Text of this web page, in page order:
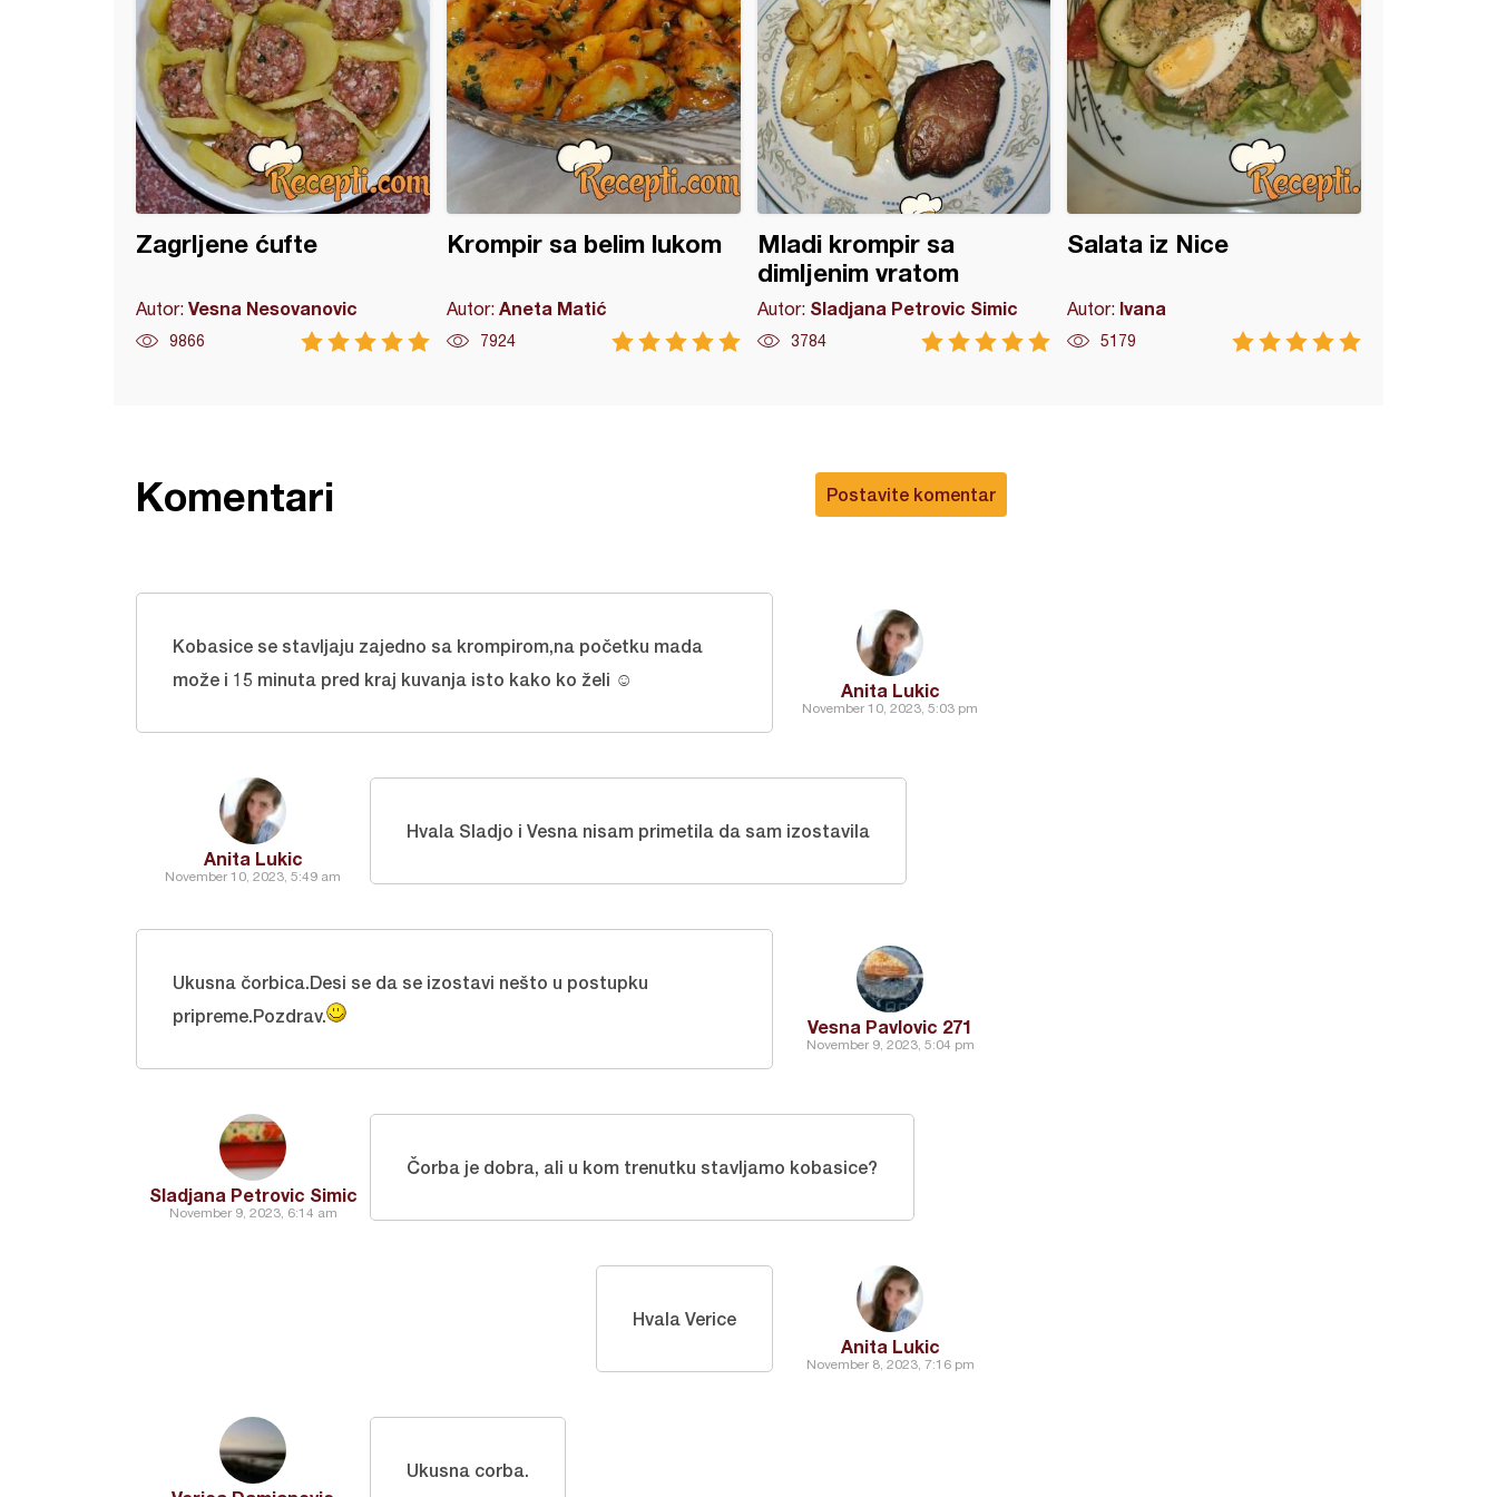
Zagrljene ćufte
Autor: Vesna Nesovanovic
9866
Krompir sa belim lukom
Autor: Aneta Matić
7924
Mladi krompir sa
dimljenim vratom
Autor: Sladjana Petrovic Simic
3784
Salata iz Nice
Autor: Ivana
5179
Postavite komentar
Komentari
Anita Lukic
November 10, 2023, 5:03 pm
Kobasice se stavljaju zajedno sa krompirom,na početku mada
može i 15 minuta pred kraj kuvanja isto kako ko želi ☺️
Anita Lukic
November 10, 2023, 5:49 am
Hvala Sladjo i Vesna nisam primetila da sam izostavila
Vesna Pavlovic 271
November 9, 2023, 5:04 pm
Ukusna čorbica.Desi se da se izostavi nešto u postupku
pripreme.Pozdrav.
Sladjana Petrovic Simic
November 9, 2023, 6:14 am
Čorba je dobra, ali u kom trenutku stavljamo kobasice?
Anita Lukic
November 8, 2023, 7:16 pm
Hvala Verice
Ukusna corba.